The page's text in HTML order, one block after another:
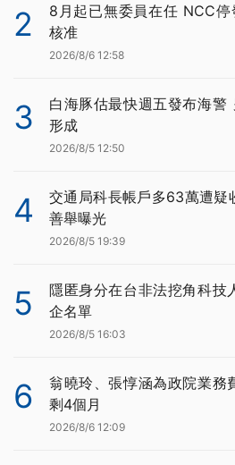
2
8月起已無委員在任 NCC
核准
2026/8/6 12:58
3
白海豚估最快週五發布海警
形成
2026/8/5 12:50
4
交通局科長帳戶多63萬遭疑
善舉曝光
2026/8/5 19:39
5
隱匿身分在台非法挖角科技
企名單
2026/8/5 16:03
6
翁曉玲、張惇涵為政院業務
剩4個月
2026/8/6 12:09